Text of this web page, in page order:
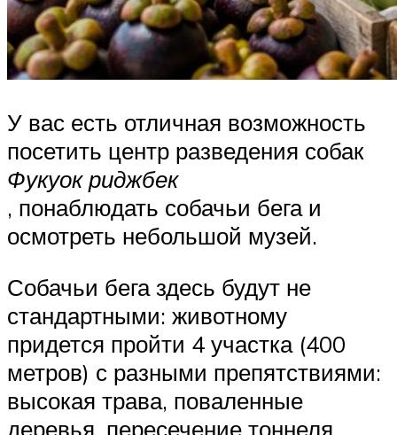
У вас есть отличная возможность
посетить центр разведения собак
Фукуок риджбек
, понаблюдать собачьи бега и
осмотреть небольшой музей.
Собачьи бега здесь будут не
стандартными: животному
придется пройти 4 участка (400
метров) с разными препятствиями:
высокая трава, поваленные
деревья, пересечение тоннеля,